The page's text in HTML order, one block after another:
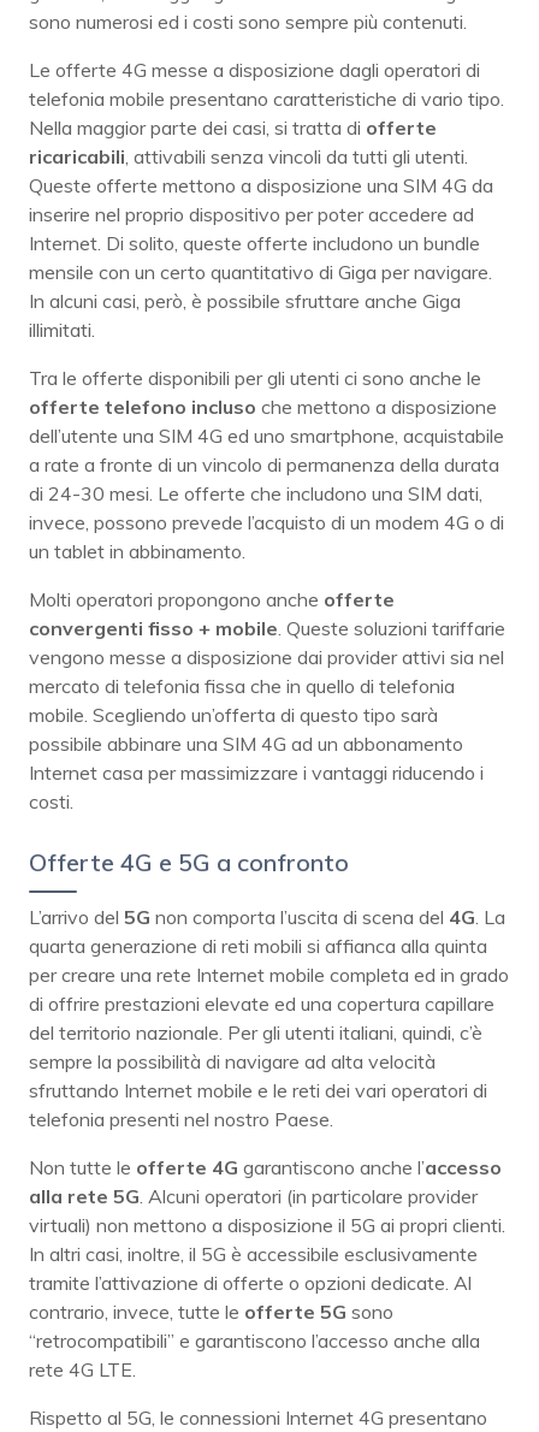
sono numerosi ed i costi sono sempre più contenuti.
Le offerte 4G messe a disposizione dagli operatori di
telefonia mobile presentano caratteristiche di vario tipo.
Nella maggior parte dei casi, si tratta di offerte
ricaricabili, attivabili senza vincoli da tutti gli utenti.
Queste offerte mettono a disposizione una SIM 4G da
inserire nel proprio dispositivo per poter accedere ad
Internet. Di solito, queste offerte includono un bundle
mensile con un certo quantitativo di Giga per navigare.
In alcuni casi, però, è possibile sfruttare anche Giga
illimitati.
Tra le offerte disponibili per gli utenti ci sono anche le
offerte telefono incluso che mettono a disposizione
dell’utente una SIM 4G ed uno smartphone, acquistabile
a rate a fronte di un vincolo di permanenza della durata
di 24-30 mesi. Le offerte che includono una SIM dati,
invece, possono prevede l’acquisto di un modem 4G o di
un tablet in abbinamento.
Molti operatori propongono anche offerte
convergenti fisso + mobile. Queste soluzioni tariffarie
vengono messe a disposizione dai provider attivi sia nel
mercato di telefonia fissa che in quello di telefonia
mobile. Scegliendo un’offerta di questo tipo sarà
possibile abbinare una SIM 4G ad un abbonamento
Internet casa per massimizzare i vantaggi riducendo i
costi.
Offerte 4G e 5G a confronto
L’arrivo del 5G non comporta l’uscita di scena del 4G. La
quarta generazione di reti mobili si affianca alla quinta
per creare una rete Internet mobile completa ed in grado
di offrire prestazioni elevate ed una copertura capillare
del territorio nazionale. Per gli utenti italiani, quindi, c’è
sempre la possibilità di navigare ad alta velocità
sfruttando Internet mobile e le reti dei vari operatori di
telefonia presenti nel nostro Paese.
Non tutte le offerte 4G garantiscono anche l’accesso
alla rete 5G. Alcuni operatori (in particolare provider
virtuali) non mettono a disposizione il 5G ai propri clienti.
In altri casi, inoltre, il 5G è accessibile esclusivamente
tramite l’attivazione di offerte o opzioni dedicate. Al
contrario, invece, tutte le offerte 5G sono
“retrocompatibili” e garantiscono l’accesso anche alla
rete 4G LTE.
Rispetto al 5G, le connessioni Internet 4G presentano